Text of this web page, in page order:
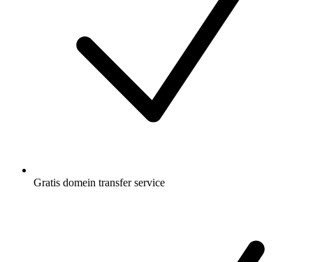
Gratis domein transfer service